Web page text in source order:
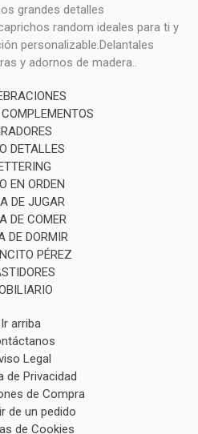
grandes detalles
random ideales para ti y
personalizable.Delantales
y adornos de madera..
DETALLES
EN ORDEN
DE JUGAR
DE COMER
DE DORMIR
PÉREZ
Ir arriba
Legal
de Privacidad
de Compra
de un pedido
de Cookies